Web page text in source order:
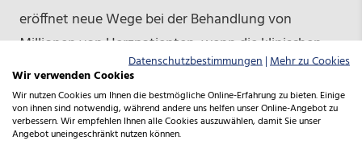
eröffnet neue Wege bei der Behandlung von
Millionen von Herzpatienten, wenn die klinischen
Studien abgeschlossen sind und voraussichtlich
2028 die Therapie marktreif ist.
Datenschutzbestimmungen|Mehr zu Cookies
Wir verwenden Cookies
Wir nutzen Cookies um Ihnen die bestmögliche Online-Erfahrung zu bieten. Einige
von ihnen sind notwendig, während andere uns helfen unser Online-Angebot zu
verbessern. Wir empfehlen Ihnen alle Cookies auszuwählen, damit Sie unser
Angebot uneingeschränkt nutzen können.